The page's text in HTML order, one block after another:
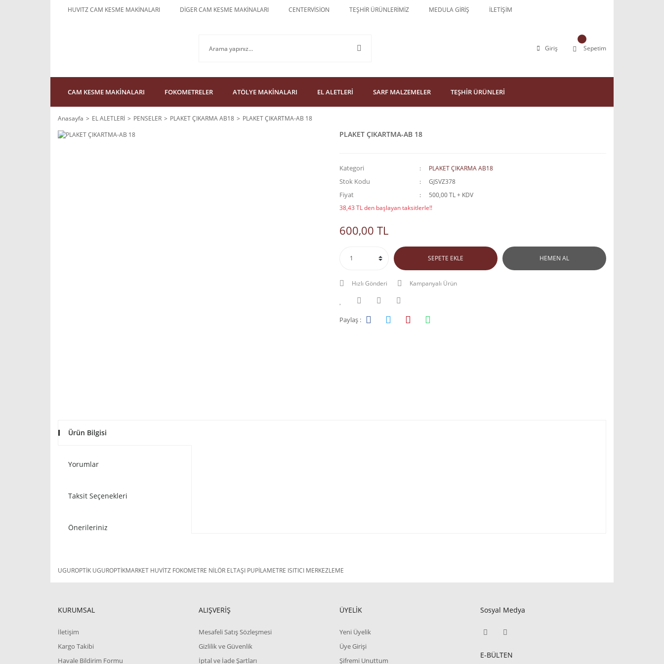
HUVITZ CAM KESME MAKİNALARI DİGER CAM KESME MAKİNALARI CENTERVİSİON TEŞHİR ÜRÜNLERİMİZ MEDULA GİRİŞ İLETİŞİM
Giriş Sepetim
CAM KESME MAKİNALARI FOKOMETRELER ATÖLYE MAKİNALARI EL ALETLERİ SARF MALZEMELER TEŞHİR ÜRÜNLERİ
Anasayfa EL ALETLERİ PENSELER PLAKET ÇIKARMA AB18 PLAKET ÇIKARTMA-AB 18
PLAKET ÇIKARTMA-AB 18
Kategori PLAKET ÇIKARMA AB18
Stok Kodu GJSVZ378
Fiyat
500,00 TL + KDV
38,43 TL den başlayan taksitlerle!!
600,00 TL
SEPETE EKLE HEMEN AL
Hızlı Gönderi Kampanyalı Ürün
Paylaş :
Ürün Bilgisi
Yorumlar
Taksit Seçenekleri
Önerileriniz
UGUROPTİK UGUROPTİKMARKET HUVİTZ FOKOMETRE NİLÖR ELTAŞI PUPİLAMETRE ISITICI MERKEZLEME
KURUMSAL
İletişim
Kargo Takibi
Havale Bildirim Formu
ALIŞVERİŞ
Mesafeli Satış Sözleşmesi
Gizlilik ve Güvenlik
İptal ve İade Şartları
ÜYELİK
Yeni Üyelik
Üye Girişi
Şifremi Unuttum
Sosyal Medya
E-BÜLTEN